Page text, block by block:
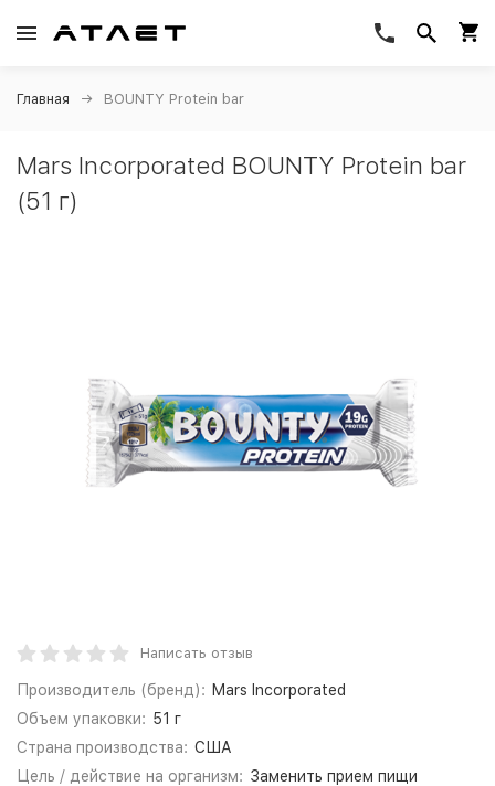
Главная BOUNTY Protein bar
Mars Incorporated BOUNTY Protein bar
(51 г)
Написать отзыв
Производитель (бренд): Mars Incorporated
Объем упаковки: 51 г
Страна производства: США
Цель / действие на организм: Заменить прием пищи